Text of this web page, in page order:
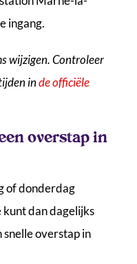
ingang.
wijzigen. Controleer
inde officiële
overstap in
of donderdag
dan dagelijks
overstap in